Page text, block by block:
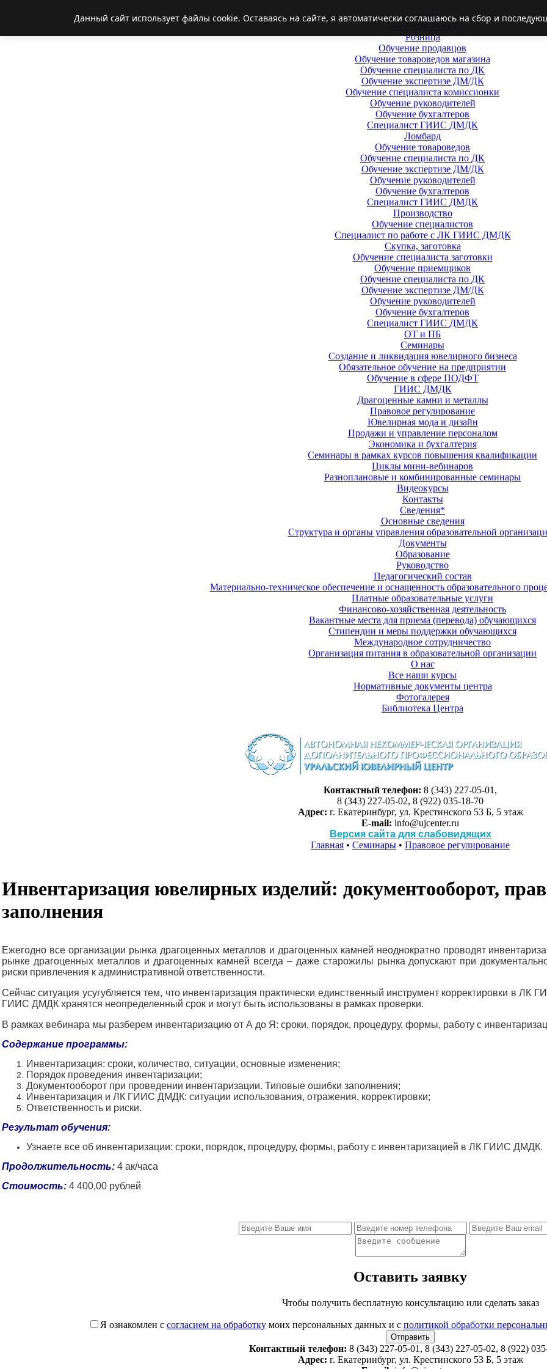
Главная
Розница
Обучение продавцов
Обучение товароведов магазина
Обучение специалиста по ДК
Обучение экспертизе ДМ/ДК
Обучение специалиста комиссионки
Обучение руководителей
Обучение бухгалтеров
Специалист ГИИС ДМДК
Ломбард
Обучение товароведов
Обучение специалиста по ДК
Обучение экспертизе ДМ/ДК
Обучение руководителей
Обучение бухгалтеров
Специалист ГИИС ДМДК
Производство
Обучение специалистов
Специалист по работе с ЛК ГИИС ДМДК
Скупка, заготовка
Обучение специалиста заготовки
Обучение приемщиков
Обучение специалиста по ДК
Обучение экспертизе ДМ/ДК
Обучение руководителей
Обучение бухгалтеров
Специалист ГИИС ДМДК
ОТ и ПБ
Семинары
Создание и ликвидация ювелирного бизнеса
Обязательное обучение на предприятии
Обучение в сфере ПОДФТ
ГИИС ДМДК
Драгоценные камни и металлы
Правовое регулирование
Ювелирная мода и дизайн
Продажи и управление персоналом
Экономика и бухгалтерия
Семинары в рамках курсов повышения квалификации
Циклы мини-вебинаров
Разноплановые и комбинированные семинары
Видеокурсы
Контакты
Сведения*
Основные сведения
Структура и органы управления образовательной
Документы
Образование
Руководство
Педагогический состав
Материально-техническое обеспечение и оснащенность образовательного
Платные образовательные услуги
Финансово-хозяйственная деятельность
Вакантные места для приема (перевода) обучающихся
Стипендии и меры поддержки обучающихся
Международное сотрудничество
Организация питания в образовательной организации
О нас
Все наши курсы
Нормативные документы центра
Фотогалерея
Библиотека Центра
Контактный телефон: 8 (343) 227-05-01,
8 (343) 227-05-02, 8 (922) 035-18-70
Адрес: г. Екатеринбург, ул. Крестинского 53 Б, 5 этаж
E-mail: info@ujcenter.ru
Версия сайта для слабовидящих
Главная • Семинары • Правовое регулирование
Инвентаризация ювелирных изделий: документооборот,
заполнения
Ежегодно все организации рынка драгоценных металлов и драгоценных камней неоднократно проводят
рынке драгоценных металлов и драгоценных камней всегда – даже старожилы рынка допускают при
риски привлечения к административной ответственности.
Сейчас ситуация усугубляется тем, что инвентаризация практически единственный инструмент корректировки в
ГИИС ДМДК хранятся неопределенный срок и могут быть использованы в рамках проверки.
В рамках вебинара мы разберем инвентаризацию от А до Я: сроки, порядок, процедуру, формы, работу с
Содержание программы:
Инвентаризация: сроки, количество, ситуации, основные изменения;
Порядок проведения инвентаризации;
Документооборот при проведении инвентаризации. Типовые ошибки заполнения;
Инвентаризация и ЛК ГИИС ДМДК: ситуации использования, отражения, корректировки;
Ответственность и риски.
Результат обучения:
Узнаете все об инвентаризации: сроки, порядок, процедуру, формы, работу с инвентаризацией в ЛК ГИИС ДМДК.
Продолжительность: 4 ак/часа
Стоимость: 4 400,00 рублей
Оставить заявку
Чтобы получить бесплатную консультацию или сделать заказ
Я ознакомлен с согласием на обработку моих персональных данных и с политикой обработки
Контактный телефон: 8 (343) 227-05-01, 8 (343) 227-05-02, 8 (922)
Адрес: г. Екатеринбург, ул. Крестинского 53 Б, 5 этаж
Данный сайт использует файлы cookie. Оставаясь на сайте, я автоматически соглашаюсь на сбор и